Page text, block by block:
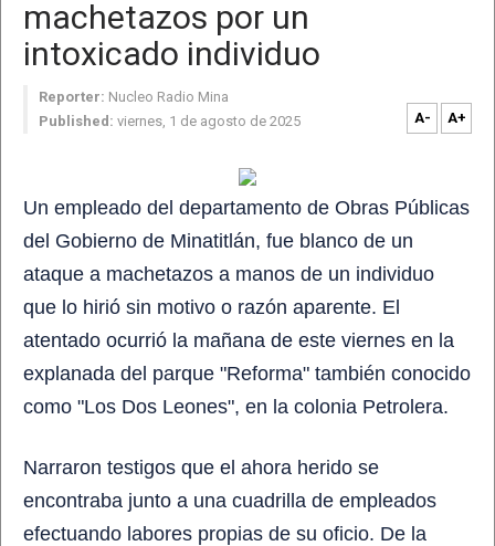
machetazos por un
intoxicado individuo
Reporter: Nucleo Radio Mina
Published: viernes, 1 de agosto de 2025 A- A+
Un empleado del departamento de Obras Públicas
del Gobierno de Minatitlán, fue blanco de un
ataque a machetazos a manos de un individuo
que lo hirió sin motivo o razón aparente. El
atentado ocurrió la mañana de este viernes en la
explanada del parque "Reforma" también conocido
como "Los Dos Leones", en la colonia Petrolera.
Narraron testigos que el ahora herido se
encontraba junto a una cuadrilla de empleados
efectuando labores propias de su oficio. De la